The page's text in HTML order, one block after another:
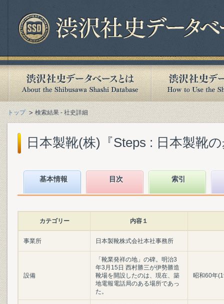
トップ 検索結果 - 社史詳細
日本製靴(株)『Steps : 日本製靴
基本情報 目次 索引
カテゴリー 内容１
事業所 日本製靴株式会社本社事務所
設備
「靴業発祥の地」の碑。明治3
年3月15日 西村勝三が伊勢勝造
靴場を開設したのは、現在、築
地電報電話局のある場所であっ
た。
昭和60年